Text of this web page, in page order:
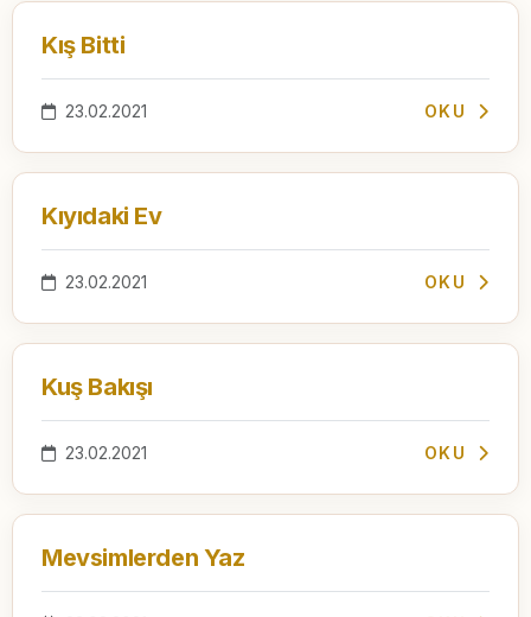
Kış Bitti
23.02.2021 OKU
Kıyıdaki Ev
23.02.2021 OKU
Kuş Bakışı
23.02.2021 OKU
Mevsimlerden Yaz